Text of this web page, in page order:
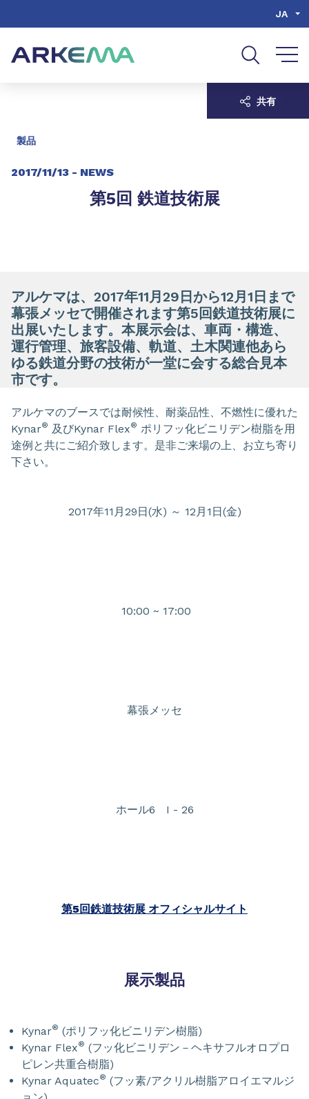
JA
製品
2017/11/13 - NEWS
第5回 鉄道技術展
共有
アルケマは、2017年11月29日から12月1日まで
幕張メッセで開催されます第5回鉄道技術展に
出展いたします。本展示会は、車両・構造、
運行管理、旅客設備、軌道、土木関連他あら
ゆる鉄道分野の技術が一堂に会する総合見本
市です。
アルケマのブースでは耐候性、耐薬品性、不燃性に優れた
Kynar® 及びKynar Flex® ポリフッ化ビニリデン樹脂を用
途例と共にご紹介致します。是非ご来場の上、お立ち寄り
下さい。
2017年11月29日(水) ～ 12月1日(金)
10:00 ~ 17:00
幕張メッセ
ホール6 I - 26
第5回鉄道技術展 オフィシャルサイト
展示製品
Kynar® (ポリフッ化ビニリデン樹脂)
Kynar Flex® (フッ化ビニリデン－ヘキサフルオロプロ
ピレン共重合樹脂)
Kynar Aquatec® (フッ素/アクリル樹脂アロイエマルジ